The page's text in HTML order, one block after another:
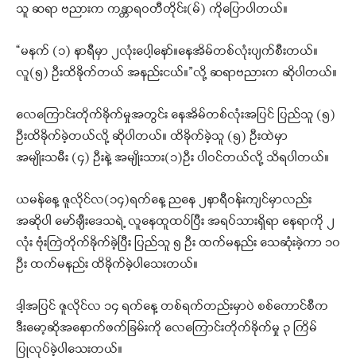
သူ ဆရာ ဗညားက ကန္တာရဝတီတိုင်း(မ်) ကိုပြောပါတယ်။
“မနက် (၁) နာရီမှာ ၂လုံးပေါ့နော်။နေအိမ်တစ်လုံးပျက်စီးတယ်။
လူ(၅) ဦးထိခိုက်တယ် အနည်းငယ်။”လို့ ဆရာဗညားက ဆိုပါတယ်။
လေကြောင်းတိုက်ခိုက်မှုအတွင်း နေအိမ်တစ်လုံးအပြင် ပြည်သူ (၅)
ဦးထိခိုက်ခဲ့တယ်လို့ ဆိုပါတယ်။ ထိခိုက်ခဲ့သူ (၅) ဦးထဲမှာ
အမျိုးသမီး (၄) ဦးနဲ့ အမျိုးသား(၁)ဦး ပါဝင်တယ်လို့ သိရပါတယ်။
ယမန်နေ့ ဇူလိုင်လ(၁၄)ရက်နေ့ ညနေ ၂နာရီဝန်းကျင်မှာလည်း
အဆိုပါ မော်ချီးဒေသရဲ့ လူနေထူထပ်ပြီး အရပ်သားရှိရာ နေရာကို ၂
လုံး ဗုံးကြဲတိုက်ခိုက်ခဲ့ပြီး ပြည်သူ ၅ ဦး ထက်မနည်း သေဆုံးခဲ့ကာ ၁၀
ဦး ထက်မနည်း ထိခိုက်ခဲ့ပါသေးတယ်။
ဒါ့အပြင် ဇူလိုင်လ ၁၄ ရက်နေ့ တစ်ရက်တည်းမှာပဲ စစ်ကောင်စီက
ဒီးမော့ဆိုအနောက်ဖက်ခြမ်းကို လေကြောင်းတိုက်ခိုက်မှု ၃ ကြိမ်
ပြုလုပ်ခဲ့ပါသေးတယ်။